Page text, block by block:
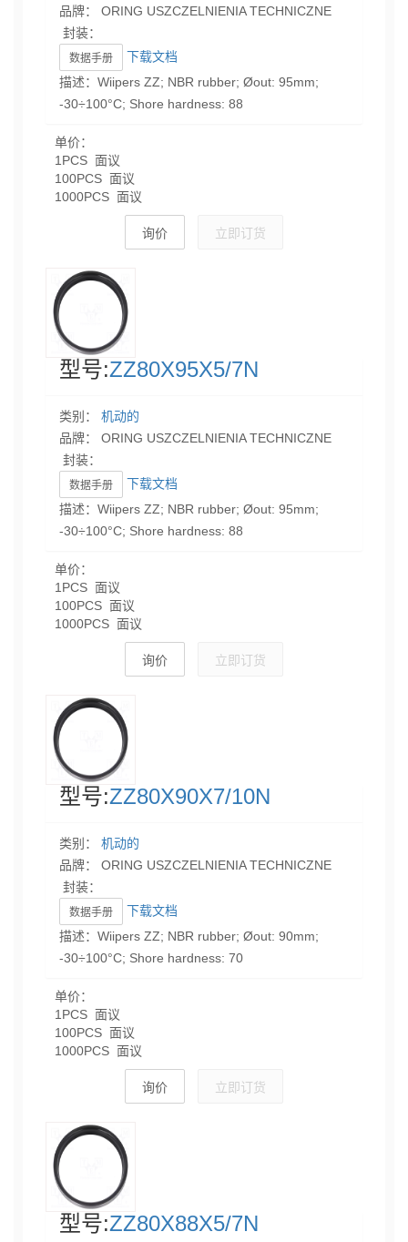
品牌： ORING USZCZELNIENIA TECHNICZNE
封装：
数据手册
下载文档
描述：Wiipers ZZ; NBR rubber; Øout: 95mm;
-30÷100°C; Shore hardness: 88
单价：
1PCS 面议
100PCS 面议
1000PCS 面议
询价 立即订货
型号:ZZ80X95X5/7N
类别： 机动的
品牌： ORING USZCZELNIENIA TECHNICZNE
封装：
数据手册
下载文档
描述：Wiipers ZZ; NBR rubber; Øout: 95mm;
-30÷100°C; Shore hardness: 88
单价：
1PCS 面议
100PCS 面议
1000PCS 面议
询价 立即订货
型号:ZZ80X90X7/10N
类别： 机动的
品牌： ORING USZCZELNIENIA TECHNICZNE
封装：
数据手册
下载文档
描述：Wiipers ZZ; NBR rubber; Øout: 90mm;
-30÷100°C; Shore hardness: 70
单价：
1PCS 面议
100PCS 面议
1000PCS 面议
询价 立即订货
型号:ZZ80X88X5/7N